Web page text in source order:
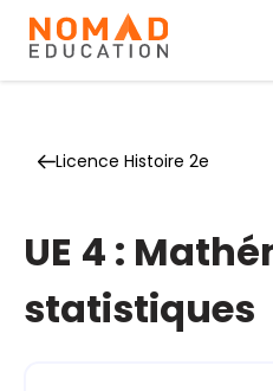
Licence Histoire 2e
UE 4 :
statistiques